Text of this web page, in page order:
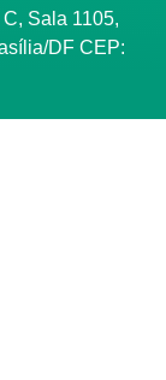
Sala 1105,
DF CEP: